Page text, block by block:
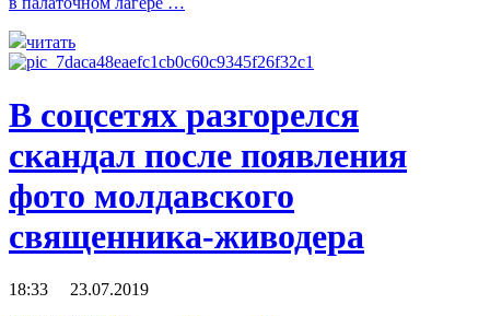
читать
В соцсетях разгорелся
скандал после появления
фото молдавского
священника-живодера
18:33 23.07.2019